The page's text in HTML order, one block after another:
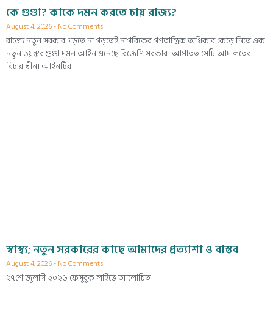
কে গুণ্ডা? কাকে দমন করতে চায় রাজ্য?
August 4, 2026 No Comments
রাজ্যে নতুন সরকার গড়তে না গড়তেই নাগরিকের গণতান্ত্রিক অধিকার কেড়ে নিতে এক
নতুন ভয়ঙ্কর গুণ্ডা দমন আইন এনেছে বিজেপি সরকার। আপাতত সেটি আদালতের
বিচারাধীন। আইনটির
স্বাস্থ্য; নতুন সরকারের কাছে আমাদের প্রত্যাশা ও বাস্তব
August 4, 2026 No Comments
২৭শে জুলাঈ ২০২৬ ফেসুবুক লাইভে আলোচিত।